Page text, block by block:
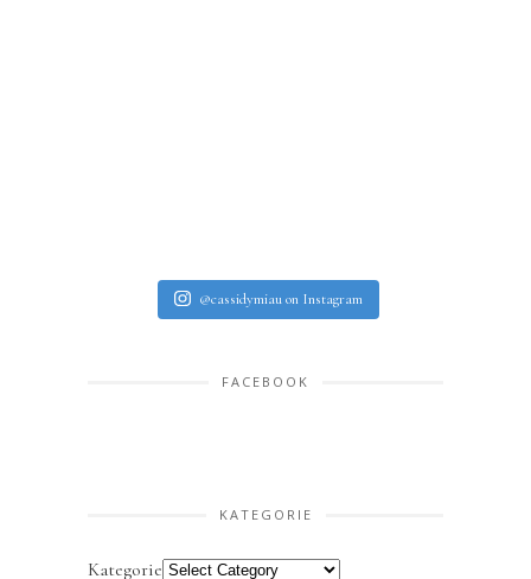
@cassidymiau on Instagram
FACEBOOK
KATEGORIE
Kategorie